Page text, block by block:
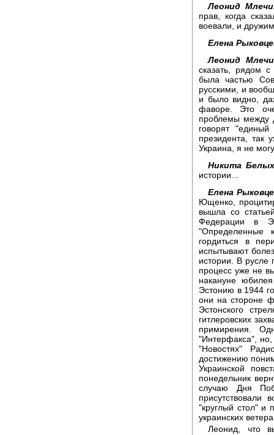
Леонид
прав, когда
воевали, и
Елена
Леонид
сказать, рядом
была частью
русскими, и
и было видно,
фаворе. Это
проблемы между
говорят
президента, так
Украина, я не
Никита
истории...
Елена
Ющенко,
вышла со
Федерации в
"Определенные
гордиться в
испытывают
истории. В русле
процесс уже не
накануне
Эстонию в 1944
они на стороне
Эстонского
гитлеровских
примирения.
"Интерфакса",
"Новостях"
достижению
Украинской
понедельник
случаю Дня
присутствовали
"круглый стол" и
украинских
Леонид, что